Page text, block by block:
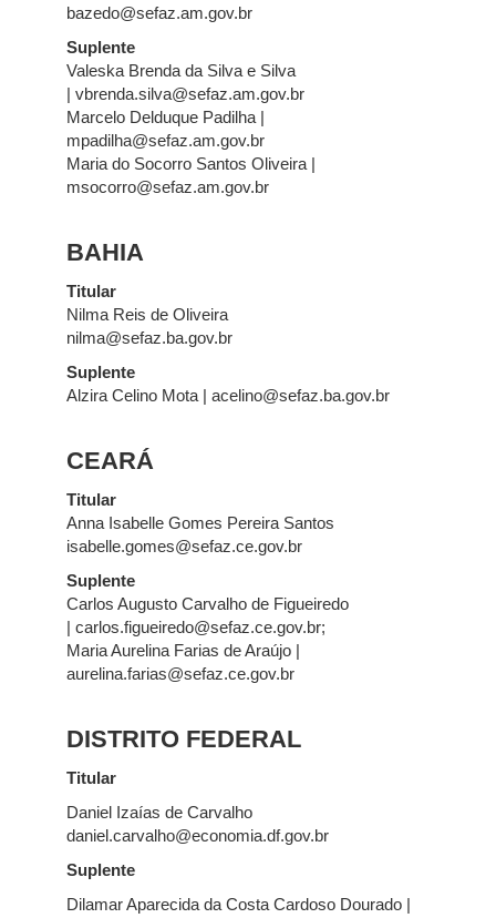
bazedo@sefaz.am.gov.br
Suplente
Valeska Brenda da Silva e Silva
| vbrenda.silva@sefaz.am.gov.br
Marcelo Delduque Padilha |
mpadilha@sefaz.am.gov.br
Maria do Socorro Santos Oliveira |
msocorro@sefaz.am.gov.br​​​​
BAHIA
Titular
Nilma Reis de Oliveira
nilma@sefaz.ba.gov.br
Suplente
Alzira Celino Mota | acelino@sefaz.ba.gov.br
CEARÁ
Titular
Anna Isabelle Gomes Pereira Santos
isabelle.gomes@sefaz.ce.gov.br
Suplente
Carlos Augusto Carvalho de Figueiredo
| carlos.figueiredo@sefaz.ce.gov.br;
Maria Aurelina Farias de Araújo |
aurelina.farias@sefaz.ce.gov.br
DISTRITO FEDERAL
Titular
Daniel Izaías de Carvalho
daniel.carvalho@economia.df.gov.br
Suplente
Dilamar Aparecida da Costa Cardoso Dourado |